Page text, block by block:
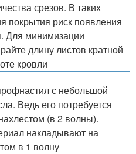
срезов. В таких
покрытия риск появления
Для минимизации
длину листов кратной
кровли
с небольшой
Ведь его потребуется
(в 2 волны).
накладывают на
в 1 волну